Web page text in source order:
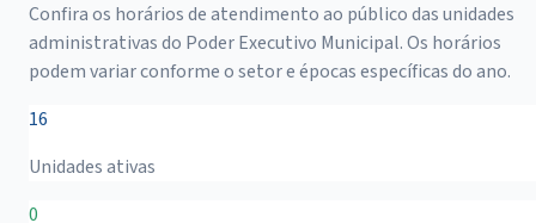
Confira os horários de atendimento ao público das unidades
administrativas do Poder Executivo Municipal. Os horários
podem variar conforme o setor e épocas específicas do ano.
16
Unidades ativas
0